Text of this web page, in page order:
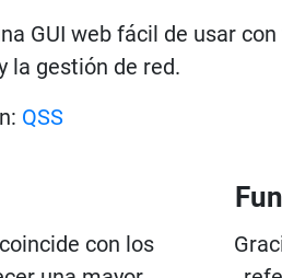
GUI web fácil de usar
la gestión de red.
QSS
con los